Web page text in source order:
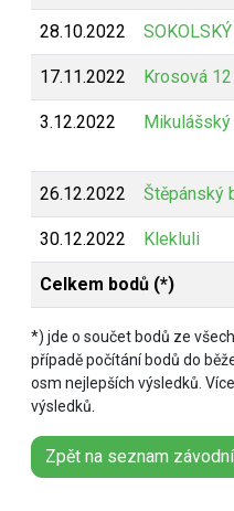
28.10.2022
17.11.2022 Krosová
3.12.2022
26.12.2022 Štěpánský
30.12.2022 Klekluli
Celkem bodů (*)
*) jde o součet bodů ze
případě počítání bodů do
osm nejlepších výsledků.
výsledků.
Zpět na seznam